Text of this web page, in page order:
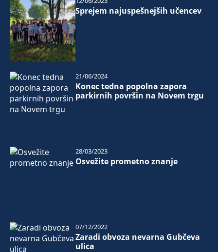
Sprejem najuspešnejših učencev
Konec tedna popolna zapora
parkirnih površin na Novem trgu
21/06/2024
Osvežite prometno znanje
28/03/2023
Zaradi obvoza nevarna Gubčeva
ulica
07/12/2022